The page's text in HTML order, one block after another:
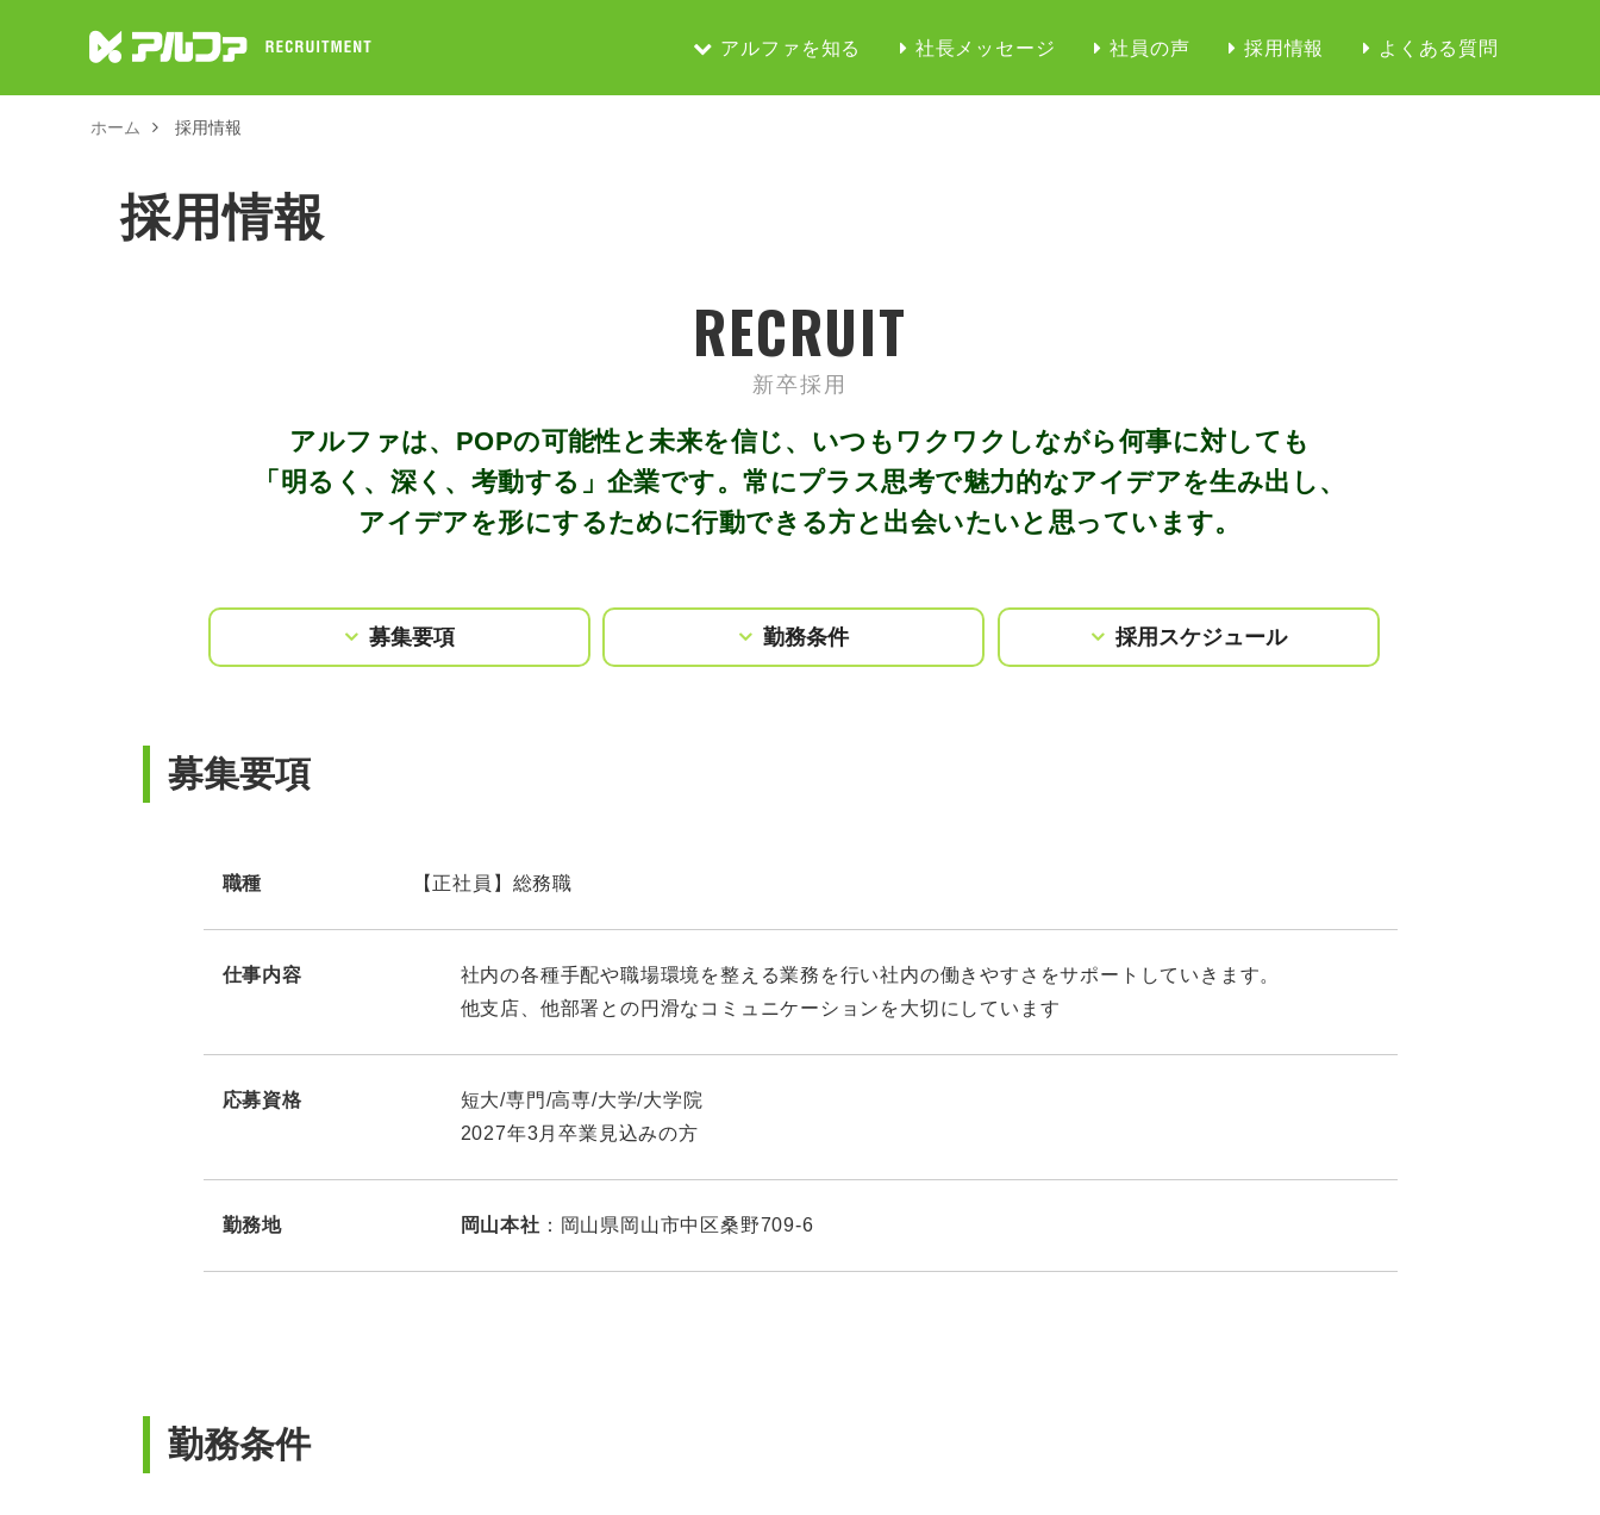
アルファを知る 社長メッセージ 社員の声 採用情報 よくある質問
ホーム 採用情報
採用情報
RECRUIT
新卒採用
アルファは、POPの可能性と未来を信じ、いつもワクワクしながら何事に対しても
「明るく、深く、考動する」企業です。常にプラス思考で魅力的なアイデアを生み出し、
アイデアを形にするために行動できる方と出会いたいと思っています。
募集要項 勤務条件 採用スケジュール
募集要項
職種 【正社員】総務職
仕事内容
社内の各種手配や職場環境を整える業務を行い社内の働きやすさをサポートしていきます。
他支店、他部署との円滑なコミュニケーションを大切にしています
応募資格
短大/専門/高専/大学/大学院
2027年3月卒業見込みの方
勤務地 岡山本社 ： 岡山県岡山市中区桑野709-6
勤務条件